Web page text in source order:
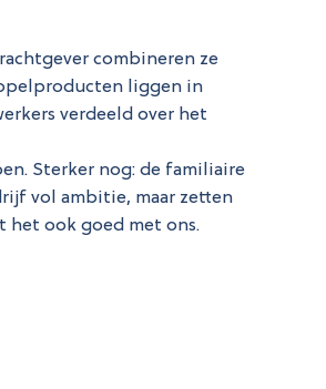
combineren ze
liggen in
verdeeld over het
Sterker nog: de familiaire
vol ambitie, maar zetten
het ook goed met ons.